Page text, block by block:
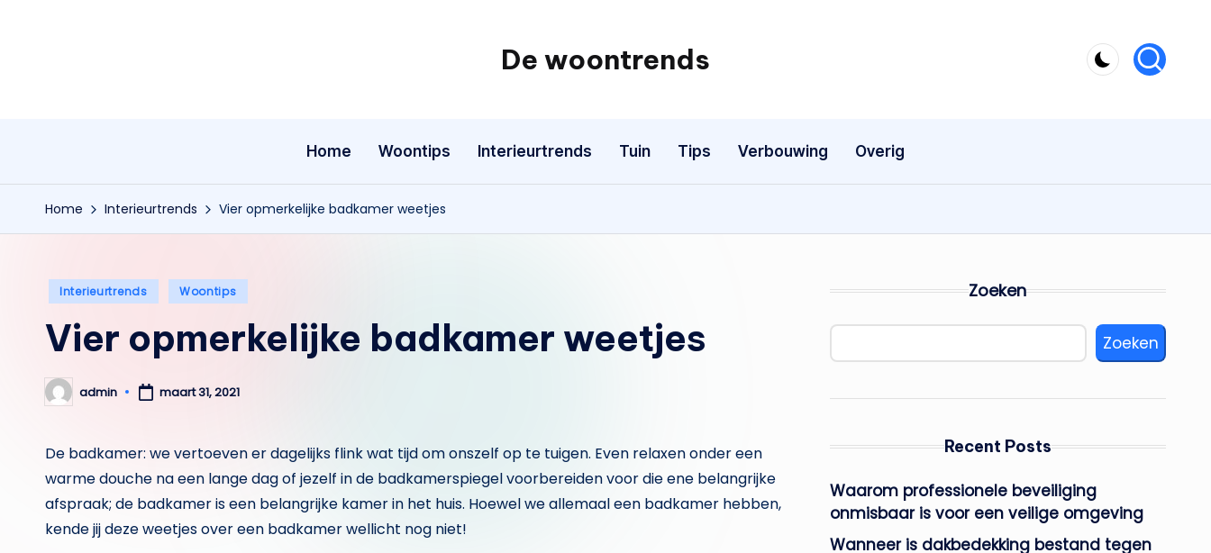
De woontrends
Interieur
blog
Home Woontips Interieurtrends Tuin Tips Verbouwing Overig
Home Interieurtrends Vier opmerkelijke badkamer weetjes
Geplaatst
Interieurtrends Woontips
Vier opmerkelijke badkamer weetjes
Geplaatst
door
admin maart 31, 2021
De badkamer: we vertoeven er dagelijks flink wat tijd om onszelf op te tuigen. Even relaxen onder een
warme douche na een lange dag of jezelf in de badkamerspiegel voorbereiden voor die ene belangrijke
afspraak; de badkamer is een belangrijke kamer in het huis. Hoewel we allemaal een badkamer hebben,
kende jij deze weetjes over een badkamer wellicht nog niet!
Zoeken
Zoeken
Recent Posts
Waarom professionele beveiliging
onmisbaar is voor een veilige omgeving
Wanneer is dakbedekking bestand tegen